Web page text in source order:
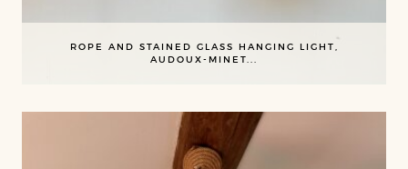
ROPE AND STAINED GLASS HANGING LIGHT,
AUDOUX-MINET...